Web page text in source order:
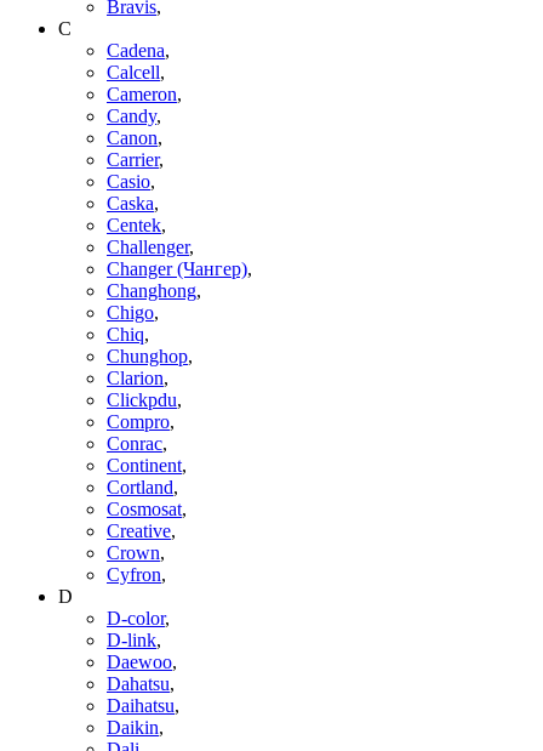
Bravis,
C
Cadena,
Calcell,
Cameron,
Candy,
Canon,
Carrier,
Casio,
Caska,
Centek,
Challenger,
Changer (Чангер),
Changhong,
Chigo,
Chiq,
Chunghop,
Clarion,
Clickpdu,
Compro,
Conrac,
Continent,
Cortland,
Cosmosat,
Creative,
Crown,
Cyfron,
D
D-color,
D-link,
Daewoo,
Dahatsu,
Daihatsu,
Daikin,